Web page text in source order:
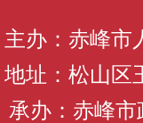
主办：赤峰市
地址：松山区
承办：赤峰